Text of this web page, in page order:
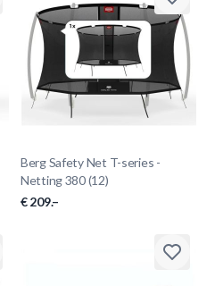
Berg Safety Net T-series -
Netting 380 (12)
€ 209.–